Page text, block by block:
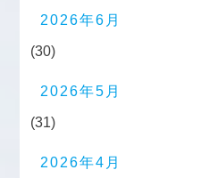
2026年6月
(30)
2026年5月
(31)
2026年4月